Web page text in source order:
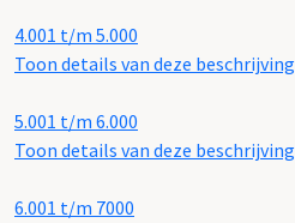
4.001 t/m 5.000
Toon details van deze beschrijving
5.001 t/m 6.000
Toon details van deze beschrijving
6.001 t/m 7000